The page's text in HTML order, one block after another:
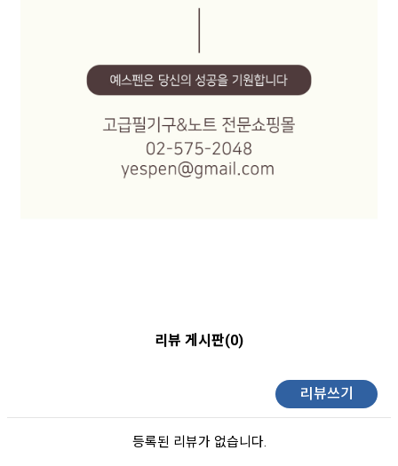
리뷰 게시판(0)
리뷰쓰기
등록된 리뷰가 없습니다.